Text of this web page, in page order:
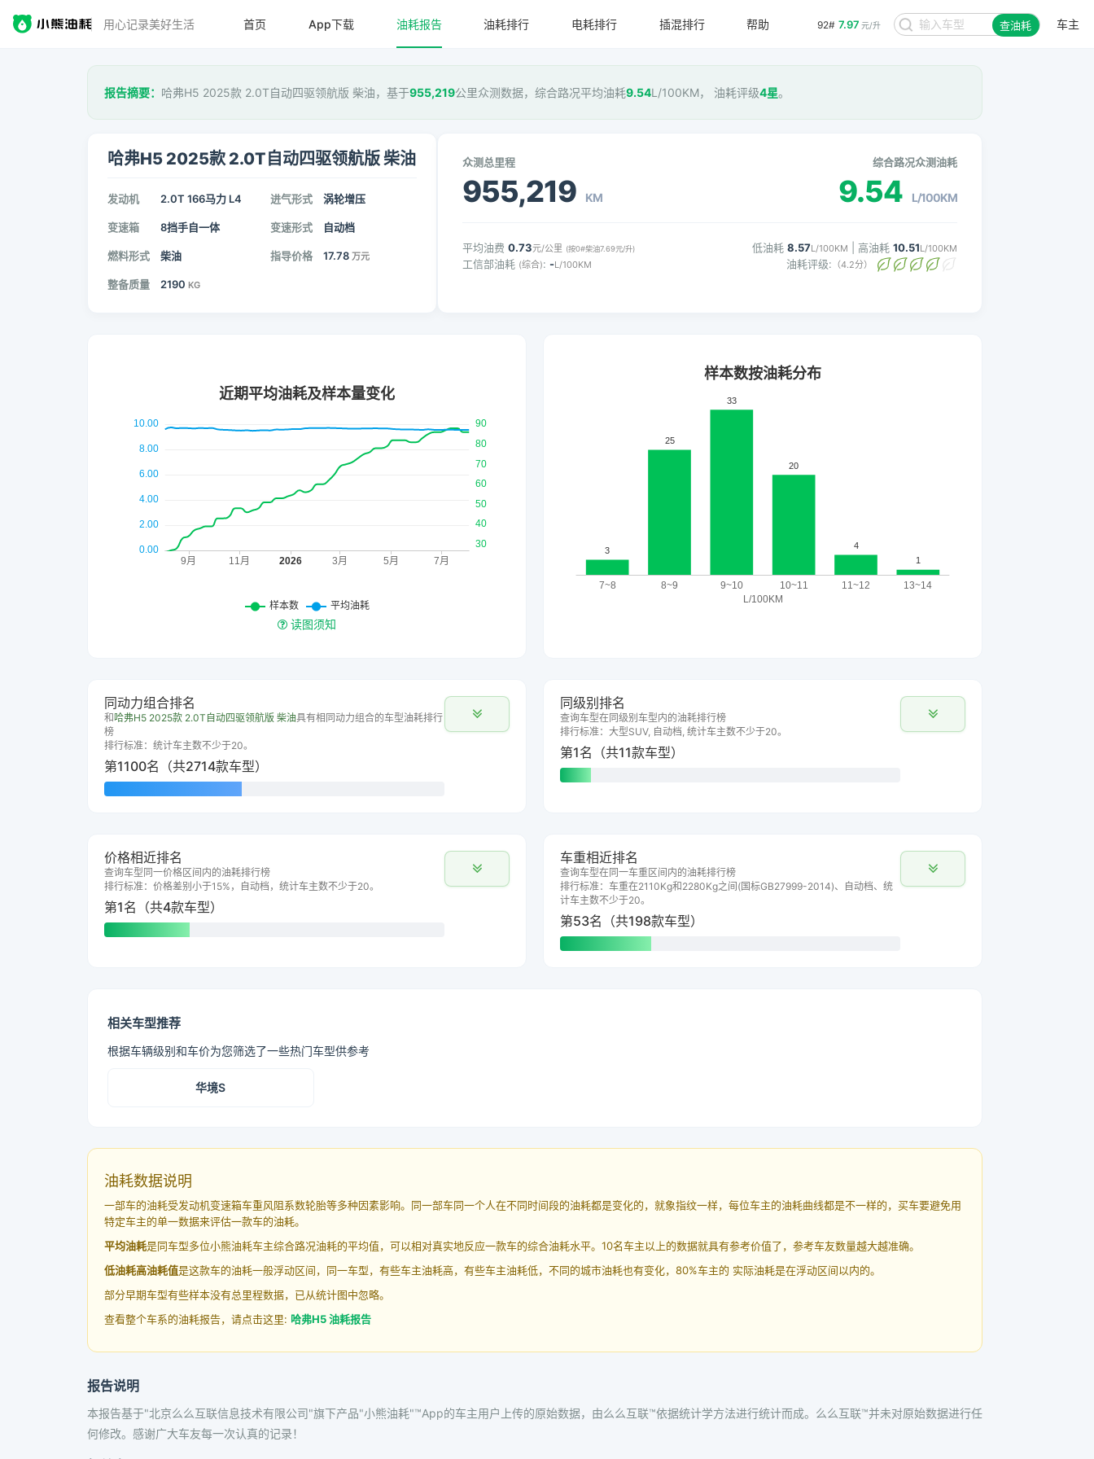
用心记录美好生活 92# 7.97 元/升 查油耗 车主
首页 App下载 油耗报告 油耗排行 电耗排行 插混排行 帮助
报告摘要： 哈弗H5 2025款 2.0T自动四驱领航版 柴油，基于955,219公里众测数据，综合路况平均油耗9.54L/100KM， 油耗评级4星。
哈弗H5 2025款 2.0T自动四驱领航版 柴油
发动机 2.0T 166马力 L4 进气形式 涡轮增压
变速箱 8挡手自一体 变速形式 自动档
燃料形式 柴油 指导价格 17.78 万元
整备质量 2190 KG
众测总里程
955,219 KM
综合路况众测油耗
9.54 L/100KM
平均油费 0.73元/公里 (按0#柴油7.69元/升)
工信部油耗 (综合): -L/100KM
低油耗 8.57L/100KM | 高油耗 10.51L/100KM
油耗评级: （4.2分）
读图须知
同动力组合排名
和哈弗H5 2025款 2.0T自动四驱领航版 柴油具有相同动力组合的车型油耗排行
榜
排行标准：统计车主数不少于20。
第1100名（共2714款车型）
同级别排名
查询车型在同级别车型内的油耗排行榜
排行标准：大型SUV, 自动档, 统计车主数不少于20。
第1名（共11款车型）
价格相近排名
查询车型同一价格区间内的油耗排行榜
排行标准：价格差别小于15%，自动档，统计车主数不少于20。
第1名（共4款车型）
车重相近排名
查询车型在同一车重区间内的油耗排行榜
排行标准：车重在2110Kg和2280Kg之间(国标GB27999-2014)、自动档、统
计车主数不少于20。
第53名（共198款车型）
相关车型推荐
根据车辆级别和车价为您筛选了一些热门车型供参考
华境S
油耗数据说明
一部车的油耗受发动机变速箱车重风阻系数轮胎等多种因素影响。同一部车同一个人在不同时间段的油耗都是变化的，就象指纹一样，每位车主的油耗曲线都是不一样的，买车要避免用
特定车主的单一数据来评估一款车的油耗。
平均油耗是同车型多位小熊油耗车主综合路况油耗的平均值，可以相对真实地反应一款车的综合油耗水平。10名车主以上的数据就具有参考价值了，参考车友数量越大越准确。
低油耗高油耗值是这款车的油耗一般浮动区间，同一车型，有些车主油耗高，有些车主油耗低，不同的城市油耗也有变化，80%车主的 实际油耗是在浮动区间以内的。
部分早期车型有些样本没有总里程数据，已从统计图中忽略。
查看整个车系的油耗报告，请点击这里: 哈弗H5 油耗报告
报告说明
本报告基于"北京么么互联信息技术有限公司"旗下产品"小熊油耗"™App的车主用户上传的原始数据，由么么互联™依据统计学方法进行统计而成。么么互联™并未对原始数据进行任
何修改。感谢广大车友每一次认真的记录！